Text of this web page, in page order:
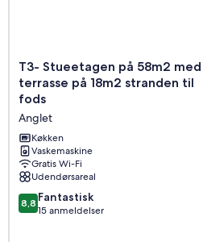
T3-
Stueetagen
på
58m2
med
terrasse
på
18m2
stranden
til
fods
T3- Stueetagen på 58m2 med
terrasse på 18m2 stranden til
fods
Anglet
Køkken
Vaskemaskine
Gratis Wi-Fi
Udendørsareal
8.8
ud
8,8 Fantastisk
15 anmeldelser